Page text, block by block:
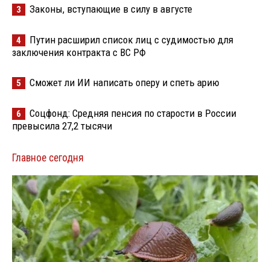
3 Законы, вступающие в силу в августе
4
Путин расширил список лиц с судимостью для
заключения контракта с ВС РФ
5 Сможет ли ИИ написать оперу и спеть арию
6
Соцфонд: Средняя пенсия по старости в России
превысила 27,2 тысячи
Главное сегодня